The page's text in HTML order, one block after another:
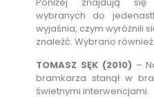
wybranych do
wyjaśnia, czym wyróżnili
znaleźć. Wybrano
TOMASZ SĘK (2010)–
bramkarza stanął w
świetnymi interwencjami.